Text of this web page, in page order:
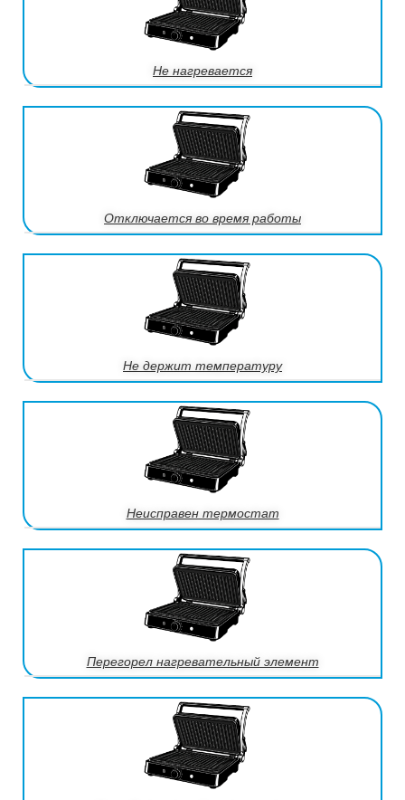
Не нагревается
Отключается во время работы
Не держит температуру
Неисправен термостат
Перегорел нагревательный элемент